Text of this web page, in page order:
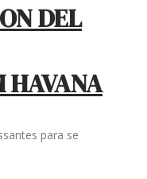
DEL
HAVANA
para se